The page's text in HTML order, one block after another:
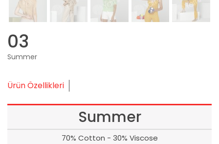
03
Summer
Ürün Özellikleri
Summer
70% Cotton - 30% Viscose